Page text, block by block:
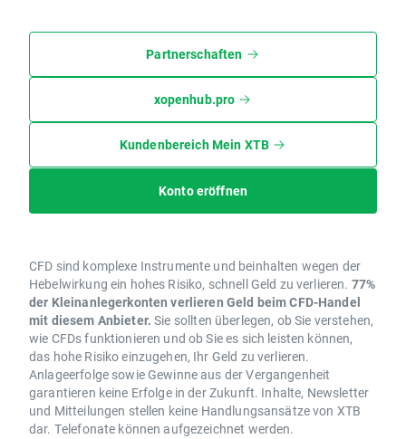
Partnerschaften
xopenhub.pro
Kundenbereich Mein XTB
Konto eröffnen
CFD sind komplexe Instrumente und beinhalten wegen der
Hebelwirkung ein hohes Risiko, schnell Geld zu verlieren. 77%
der Kleinanlegerkonten verlieren Geld beim CFD-Handel
mit diesem Anbieter. Sie sollten überlegen, ob Sie verstehen,
wie CFDs funktionieren und ob Sie es sich leisten können,
das hohe Risiko einzugehen, Ihr Geld zu verlieren.
Anlageerfolge sowie Gewinne aus der Vergangenheit
garantieren keine Erfolge in der Zukunft. Inhalte, Newsletter
und Mitteilungen stellen keine Handlungsansätze von XTB
dar. Telefonate können aufgezeichnet werden.